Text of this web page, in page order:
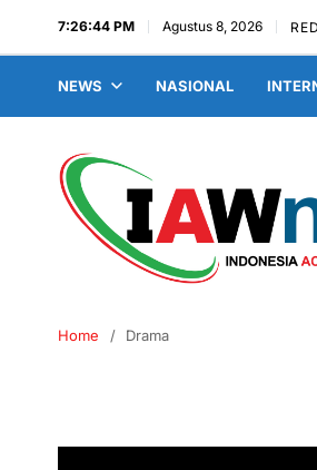
7:26:44 PM Agustus 8, 2026
NEWS NASIONAL
Home Drama